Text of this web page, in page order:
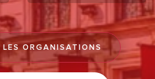
ORGANISATIONS